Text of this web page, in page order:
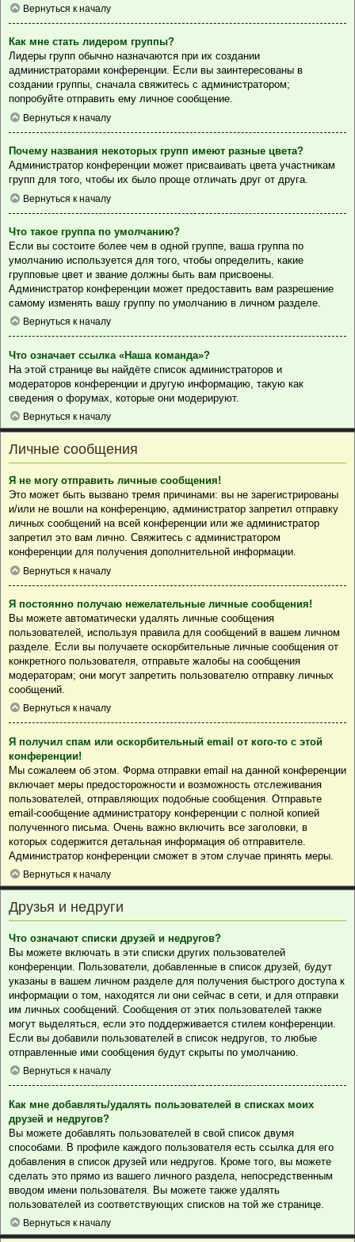
Вернуться к началу
Как мне стать лидером группы?
Лидеры групп обычно назначаются при их создании
администраторами конференции. Если вы заинтересованы в
создании группы, сначала свяжитесь с администратором;
попробуйте отправить ему личное сообщение.
Вернуться к началу
Почему названия некоторых групп имеют разные цвета?
Администратор конференции может присваивать цвета участникам
групп для того, чтобы их было проще отличать друг от друга.
Вернуться к началу
Что такое группа по умолчанию?
Если вы состоите более чем в одной группе, ваша группа по
умолчанию используется для того, чтобы определить, какие
групповые цвет и звание должны быть вам присвоены.
Администратор конференции может предоставить вам разрешение
самому изменять вашу группу по умолчанию в личном разделе.
Вернуться к началу
Что означает ссылка «Наша команда»?
На этой странице вы найдёте список администраторов и
модераторов конференции и другую информацию, такую как
сведения о форумах, которые они модерируют.
Вернуться к началу
Личные сообщения
Я не могу отправить личные сообщения!
Это может быть вызвано тремя причинами: вы не зарегистрированы
и/или не вошли на конференцию, администратор запретил отправку
личных сообщений на всей конференции или же администратор
запретил это вам лично. Свяжитесь с администратором
конференции для получения дополнительной информации.
Вернуться к началу
Я постоянно получаю нежелательные личные сообщения!
Вы можете автоматически удалять личные сообщения
пользователей, используя правила для сообщений в вашем личном
разделе. Если вы получаете оскорбительные личные сообщения от
конкретного пользователя, отправьте жалобы на сообщения
модераторам; они могут запретить пользователю отправку личных
сообщений.
Вернуться к началу
Я получил спам или оскорбительный email от кого-то с этой
конференции!
Мы сожалеем об этом. Форма отправки email на данной конференции
включает меры предосторожности и возможность отслеживания
пользователей, отправляющих подобные сообщения. Отправьте
email-сообщение администратору конференции с полной копией
полученного письма. Очень важно включить все заголовки, в
которых содержится детальная информация об отправителе.
Администратор конференции сможет в этом случае принять меры.
Вернуться к началу
Друзья и недруги
Что означают списки друзей и недругов?
Вы можете включать в эти списки других пользователей
конференции. Пользователи, добавленные в список друзей, будут
указаны в вашем личном разделе для получения быстрого доступа к
информации о том, находятся ли они сейчас в сети, и для отправки
им личных сообщений. Сообщения от этих пользователей также
могут выделяться, если это поддерживается стилем конференции.
Если вы добавили пользователей в список недругов, то любые
отправленные ими сообщения будут скрыты по умолчанию.
Вернуться к началу
Как мне добавлять/удалять пользователей в списках моих
друзей и недругов?
Вы можете добавлять пользователей в свой список двумя
способами. В профиле каждого пользователя есть ссылка для его
добавления в список друзей или недругов. Кроме того, вы можете
сделать это прямо из вашего личного раздела, непосредственным
вводом имени пользователя. Вы можете также удалять
пользователей из соответствующих списков на той же странице.
Вернуться к началу